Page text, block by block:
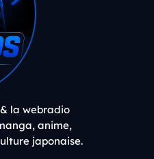
la webradio
anime,
japonaise.